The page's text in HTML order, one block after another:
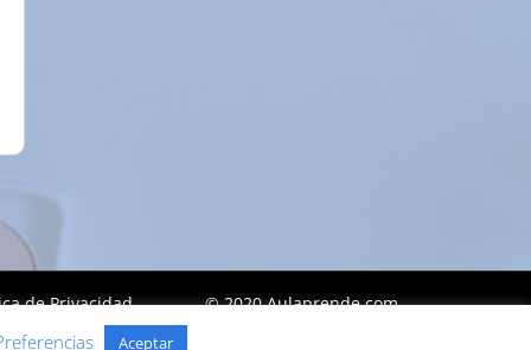
de Privacidad © 2020 Aulaprende.com
Aceptar